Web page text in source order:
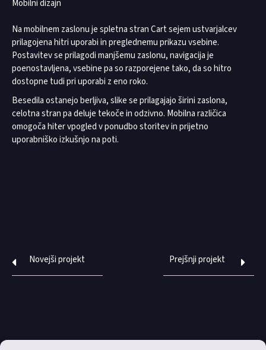
Mobilni dizajn
Na mobilnem zaslonu je spletna stran Cart sejem ustvarjalcev
prilagojena hitri uporabi in preglednemu prikazu vsebine.
Postavitev se prilagodi manjšemu zaslonu, navigacija je
poenostavljena, vsebine pa so razporejene tako, da so hitro
dostopne tudi pri uporabi z eno roko.
Besedila ostanejo berljiva, slike se prilagajajo širini zaslona,
celotna stran pa deluje tekoče in odzivno. Mobilna različica
omogoča hiter vpogled v ponudbo storitev in prijetno
uporabniško izkušnjo na poti.
Novejši projekt Prejšnji projekt